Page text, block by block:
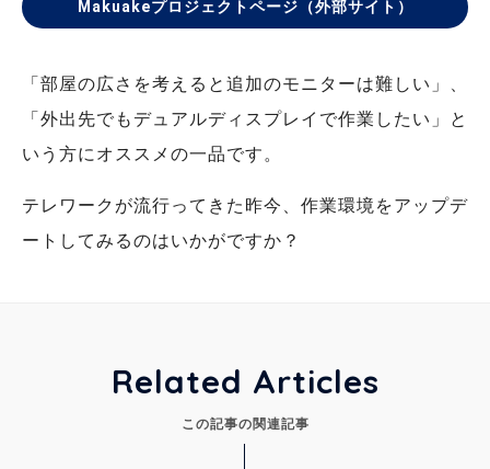
Makuakeプロジェクトページ（外部サイト）
「部屋の広さを考えると追加のモニターは難しい」、
「外出先でもデュアルディスプレイで作業したい」と
いう方にオススメの一品です。
テレワークが流行ってきた昨今、作業環境をアップデ
ートしてみるのはいかがですか？
Related Articles
この記事の関連記事